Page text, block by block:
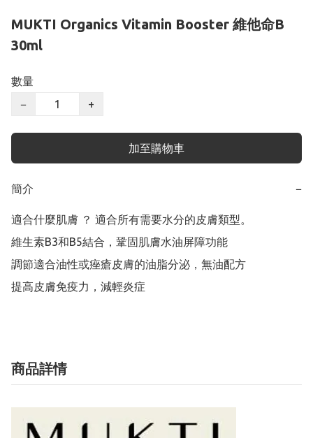
MUKTI Organics Vitamin Booster 維他命B
30ml
數量
−
+
加至購物車
簡介 −
適合什麼肌膚 ？ 適合所有需要水分的皮膚類型。
維生素B3和B5結合，鞏固肌膚水油屏障功能
調節適合油性或痤瘡皮膚的油脂分泌，無油配方
提高皮膚免疫力，減輕炎症
商品詳情